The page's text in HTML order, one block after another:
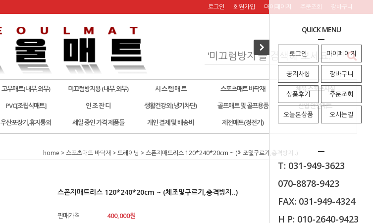
QUICK MENU
로그인 마이페이지
공지사항 장바구니
상품후기 주문조회
오늘본상품 오시는길
T: 031-949-3623
070-8878-9423
FAX: 031-949-4324
H P: 010-2640-9423
로그인 회원가입 마이페이지 주문조회 장바구니
고무매트(내부,외부) 미끄럼방지용 (내부,외부) 시 스 템 매 트 스포츠매트 바닥재
체육 스포츠시설
PVC[조립식매트] 인 조 잔 디 생활건강외(냉기차단) 골프매트 및 골프용품
산업 안전매트
우산포장기,휴지통외 세일 중인 가격 제품들 개인 결제 및 배송비 제전매트(정전기)
home >스포츠매트 바닥재 >트레이닝 > 스폰지매트리스 120*240*20cm ~ (체조및구르기,충격방지..)
스폰지매트리스 120*240*20cm ~ (체조및구르기,충격방지..)
판매가격 400,000원